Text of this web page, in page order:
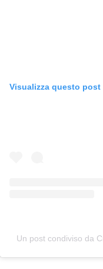
Visualizza questo post
Un post condiviso da